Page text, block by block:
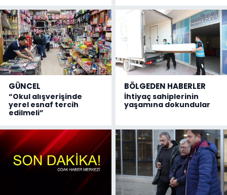
GÜNCEL
“Okul alışverişinde
yerel esnaf tercih
edilmeli”
BÖLGEDEN HABERLER
İhtiyaç sahiplerinin
yaşamına dokundular